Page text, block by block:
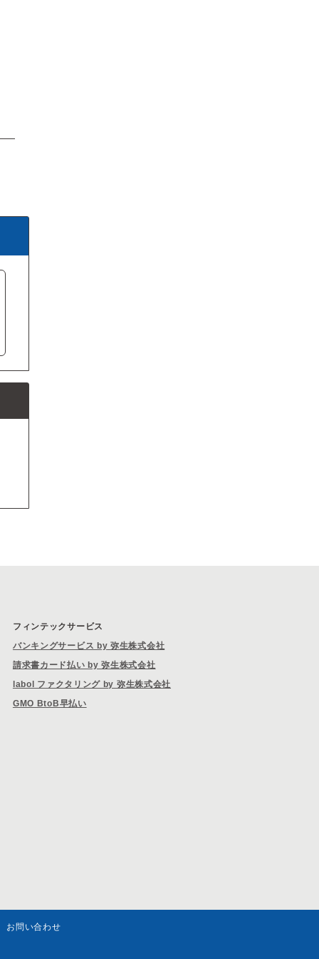
フィンテックサービス
バンキングサービス by 弥生株式会社
請求書カード払い by 弥生株式会社
labol ファクタリング by 弥生株式会社
GMO BtoB早払い
お問い合わせ